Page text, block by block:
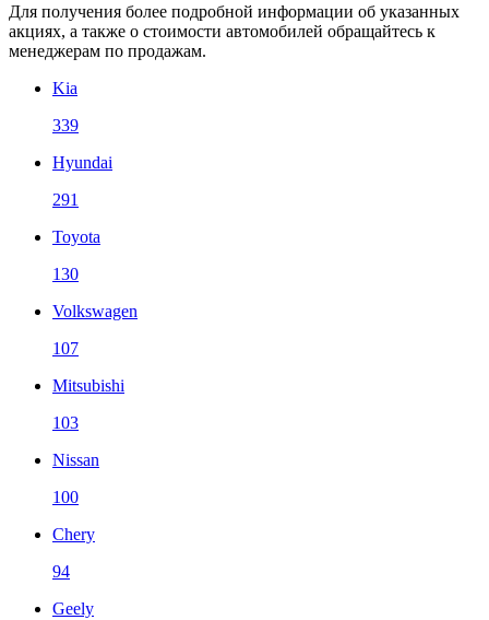
Для получения более подробной информации об указанных
акциях, а также о стоимости автомобилей обращайтесь к
менеджерам по продажам.
Kia
339
Hyundai
291
Toyota
130
Volkswagen
107
Mitsubishi
103
Nissan
100
Chery
94
Geely